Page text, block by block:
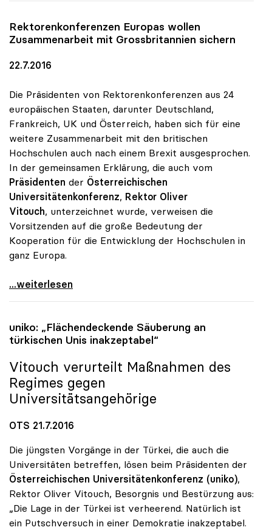
Rektorenkonferenzen Europas wollen
Zusammenarbeit mit Grossbritannien sichern
22.7.2016
Die Präsidenten von Rektorenkonferenzen aus 24
europäischen Staaten, darunter Deutschland,
Frankreich, UK und Österreich, haben sich für eine
weitere Zusammenarbeit mit den britischen
Hochschulen auch nach einem Brexit ausgesprochen.
In der gemeinsamen Erklärung, die auch vom
Präsidenten der Österreichischen
Universitätenkonferenz, Rektor Oliver
Vitouch, unterzeichnet wurde, verweisen die
Vorsitzenden auf die große Bedeutung der
Kooperation für die Entwicklung der Hochschulen in
ganz Europa.
Rektorenkonferenzen Europas wollen Zusammenarbeit
...weiterlesen
uniko: „Flächendeckende Säuberung an
türkischen Unis inakzeptabel“
Vitouch verurteilt Maßnahmen des
Regimes gegen
Universitätsangehörige
OTS 21.7.2016
Die jüngsten Vorgänge in der Türkei, die auch die
Universitäten betreffen, lösen beim Präsidenten der
Österreichischen Universitätenkonferenz (uniko),
Rektor Oliver Vitouch, Besorgnis und Bestürzung aus:
„Die Lage in der Türkei ist verheerend. Natürlich ist
ein Putschversuch in einer Demokratie inakzeptabel.